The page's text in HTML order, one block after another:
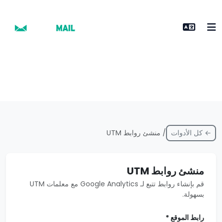
← كل الأدوات / منشئ روابط UTM
منشئ روابط UTM
قم بإنشاء روابط تتبع لـ Google Analytics مع معلمات UTM
بسهولة.
رابط الموقع *